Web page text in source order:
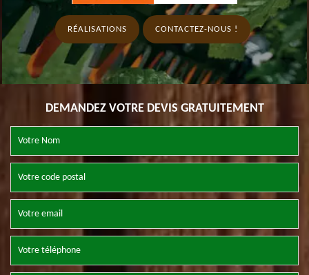
RÉALISATIONS CONTACTEZ-NOUS !
DEMANDEZ VOTRE DEVIS GRATUITEMENT